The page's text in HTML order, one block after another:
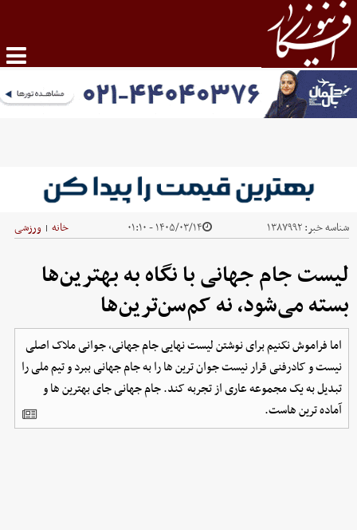
شناسه خبر:۱۳۸۷۹۹۲ ۱۴۰۵/۰۳/۱۴ - ۰۱:۱۰ خانه | ورزشی
لیست جام جهانی با نگاه به بهترین‌ها
بسته می‌شود، نه کم‌سن‌ترین‌ها
اما فراموش نکنیم برای نوشتن لیست نهایی جام جهانی، جوانی ملاک اصلی
نیست و کادرفنی قرار نیست جوان ترین ها را به جام جهانی ببرد و تیم ملی را
تبدیل به یک مجموعه عاری از تجربه کند. جام جهانی جای بهترین ها و
آماده ترین هاست.